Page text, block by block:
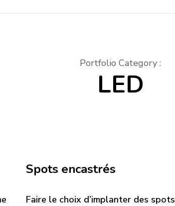
Portfolio Category :
LED
Spots encastrés
Faire le choix d’implanter des spots